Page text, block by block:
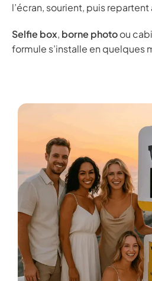
l’écran, sourient, puis
Selfie box, borne photoou
formule s’installe en quelques